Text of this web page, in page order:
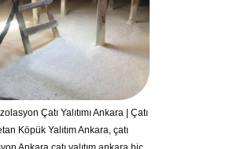
Çatı Yalıtımı Ankara | Çatı
Köpük Yalıtım Ankara, çatı